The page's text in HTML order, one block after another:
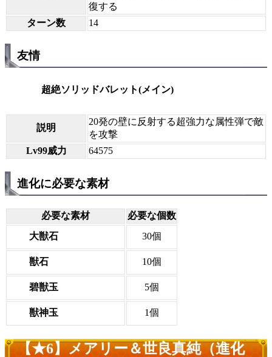
復する
ターン数
14
友情
超絶ソリッドバレット(メイン)
説明
20発の壁に反射する超強力な属性弾で敵
を攻撃
Lv99威力
64575
進化に必要な素材
必要な素材
必要な個数
大獣石
30個
獣石 10個
碧獣玉 5個
獣神玉 1個
【★6】メアリー＆世良真純（進化